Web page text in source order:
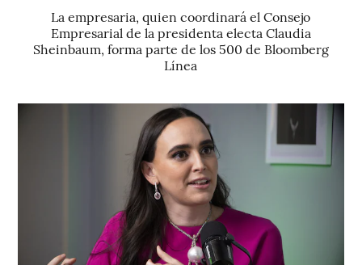
La empresaria, quien coordinará el Consejo
Empresarial de la presidenta electa Claudia
Sheinbaum, forma parte de los 500 de Bloomberg
Línea